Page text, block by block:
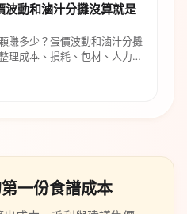
波動和滷汁分攤沒算就是
賺多少？蛋價波動和滷汁分攤
理成本、損耗、包材、人力與
毛利。
一份食譜成本